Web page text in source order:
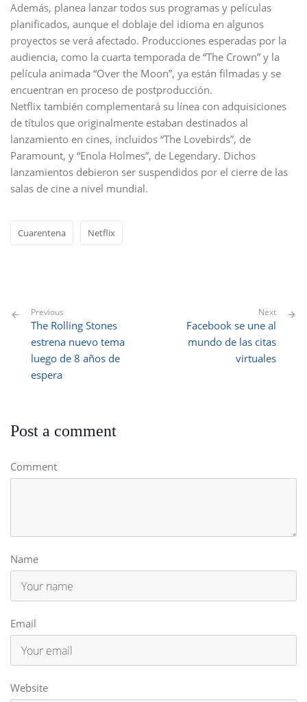
Además, planea lanzar todos sus programas y películas
planificados, aunque el doblaje del idioma en algunos
proyectos se verá afectado. Producciones esperadas por la
audiencia, como la cuarta temporada de “The Crown” y la
película animada “Over the Moon”, ya están filmadas y se
encuentran en proceso de postproducción.
Netflix también complementará su línea con adquisiciones
de títulos que originalmente estaban destinados al
lanzamiento en cines, incluidos “The Lovebirds”, de
Paramount, y “Enola Holmes”, de Legendary. Dichos
lanzamientos debieron ser suspendidos por el cierre de las
salas de cine a nivel mundial.
Cuarentena Netflix
Previous
The Rolling Stones
estrena nuevo tema
luego de 8 años de
espera
Next
Facebook se une al
mundo de las citas
virtuales
Post a comment
Comment
Name
Email
Website